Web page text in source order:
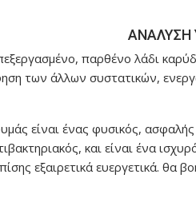
ΑΝΑΛΥΣΗ
παρθένο λάδι
των άλλων συστατικών,
είναι ένας φυσικός,
και είναι ένα
εξαιρετικά ευεργετικά.